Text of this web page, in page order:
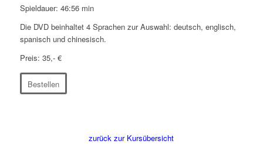
Spieldauer: 46:56 min
Die DVD beinhaltet 4 Sprachen zur Auswahl: deutsch, englisch,
spanisch und chinesisch.
Preis: 35,- €
Bestellen
zurück zur Kursübersicht